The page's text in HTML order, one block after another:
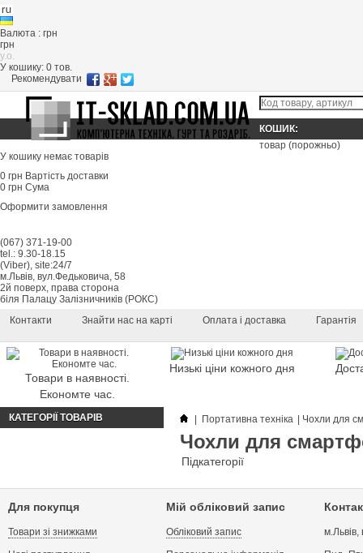
Валюта : грн
грн
y.o.
У кошику: 0 тов.
Рекомендувати
КОШИК:
товар (порожньо)
У кошику немає товарів
0 грн Вартість доставки
0 грн Сума
Оформити замовлення
(067) 371-19-00
tel.: 9.30-18.15
(Viber), site:24/7
м.Львів, вул.Федьковича, 58
2й поверх, права сторона
біля Палацу Залізничників (РОКС)
Контакти
Знайти нас на карті Оплата і доставка Гарантія
Товари в наявності.
Економте час.
Низькі ціни кожного дня
КАТЕГОРІЇ ТОВАРІВ Портативна техніка Чохли для
Чохли для
Підкатегорії
Для покупця
Товари зі знижками
Мій обліковий запис
Обліковий запис